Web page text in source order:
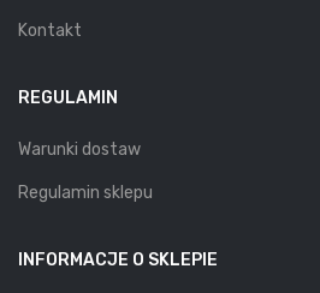
Kontakt
REGULAMIN
Warunki dostaw
Regulamin sklepu
INFORMACJE O SKLEPIE